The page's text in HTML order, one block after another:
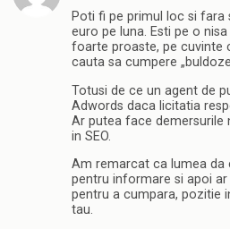
Poti fi pe primul loc si fara
euro pe luna. Esti pe o
foarte proaste, pe cuvinte
cauta sa cumpere
Totusi de ce un agent de
Adwords daca licitatia
Ar putea face demersurile
in SEO.
Am remarcat ca lumea da
pentru informare si apoi
pentru a cumpara, pozitie
tau.